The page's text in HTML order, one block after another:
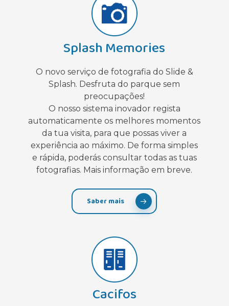
Splash Memories
O novo serviço de fotografia do Slide &
Splash. Desfruta do parque sem
preocupações!
O nosso sistema inovador regista
automaticamente os melhores momentos
da tua visita, para que possas viver a
experiência ao máximo. De forma simples
e rápida, poderás consultar todas as tuas
fotografias. Mais informação em breve.
Saber mais
Cacifos